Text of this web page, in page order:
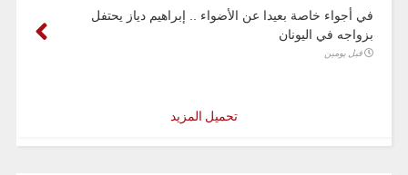
في أجواء خاصة بعيدا عن الأضواء .. إبراهيم دياز يحتفل
بزواجه في اليونان
قبل يومين
تحميل المزيد